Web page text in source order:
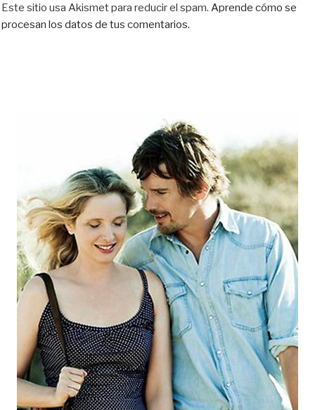
Este sitio usa Akismet para reducir el spam. Aprende cómo se
procesan los datos de tus comentarios.